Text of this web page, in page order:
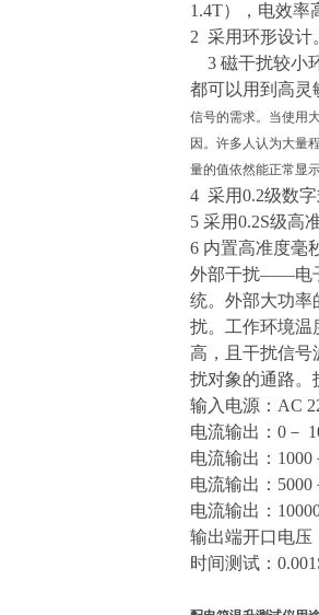
1.4T），电效率
2 采用环形设计
3 磁干扰较小
都可以用到高灵
信号的需求。当使用
因。许多人认为大量
量的值依然能正常显
4 采用0.2级数
5 采用0.2S级高
6 内置高准度
外部干扰——电
统。外部大功率
扰。工作环境温
高，且干扰信号
扰对象的通路。
输入电源： AC
电流输出： 0－
电流输出：
电流输出：
电流输出：
输出端开口电压
时间测试：